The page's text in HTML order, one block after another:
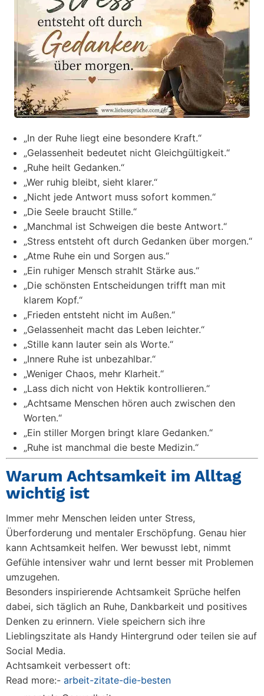
„In der Ruhe liegt eine besondere Kraft.“
„Gelassenheit bedeutet nicht Gleichgültigkeit.“
„Ruhe heilt Gedanken.“
„Wer ruhig bleibt, sieht klarer.“
„Nicht jede Antwort muss sofort kommen.“
„Die Seele braucht Stille.“
„Manchmal ist Schweigen die beste Antwort.“
„Stress entsteht oft durch Gedanken über morgen.“
„Atme Ruhe ein und Sorgen aus.“
„Ein ruhiger Mensch strahlt Stärke aus.“
„Die schönsten Entscheidungen trifft man mit
klarem Kopf.“
„Frieden entsteht nicht im Außen.“
„Gelassenheit macht das Leben leichter.“
„Stille kann lauter sein als Worte.“
„Innere Ruhe ist unbezahlbar.“
„Weniger Chaos, mehr Klarheit.“
„Lass dich nicht von Hektik kontrollieren.“
„Achtsame Menschen hören auch zwischen den
Worten.“
„Ein stiller Morgen bringt klare Gedanken.“
„Ruhe ist manchmal die beste Medizin.“
Warum Achtsamkeit im Alltag
wichtig ist
Immer mehr Menschen leiden unter Stress,
Überforderung und mentaler Erschöpfung. Genau hier
kann Achtsamkeit helfen. Wer bewusst lebt, nimmt
Gefühle intensiver wahr und lernt besser mit Problemen
umzugehen.
Besonders inspirierende Achtsamkeit Sprüche helfen
dabei, sich täglich an Ruhe, Dankbarkeit und positives
Denken zu erinnern. Viele speichern sich ihre
Lieblingszitate als Handy Hintergrund oder teilen sie auf
Social Media.
Achtsamkeit verbessert oft:
Read more:- arbeit-zitate-die-besten